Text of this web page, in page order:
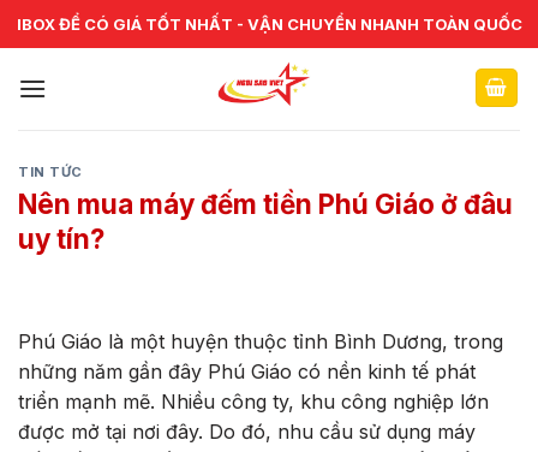
Skip
to
CHUYÊN CUNG CẤP VÀ SỬA CHỮA VẬT TƯ NGÂN HÀNG TOÀN
QUỐC
TIN TỨC
Nên mua máy đếm tiền Phú Giáo ở đâu
uy tín?
Phú Giáo là một huyện thuộc tỉnh Bình Dương, trong
những năm gần đây Phú Giáo có nền kinh tế phát
triển mạnh mẽ. Nhiều công ty, khu công nghiệp lớn
được mở tại nơi đây. Do đó, nhu cầu sử dụng máy
IBOX ĐỂ CÓ GIÁ TỐT NHẤT - VẬN CHUYỂN NHANH TOÀN QUỐC